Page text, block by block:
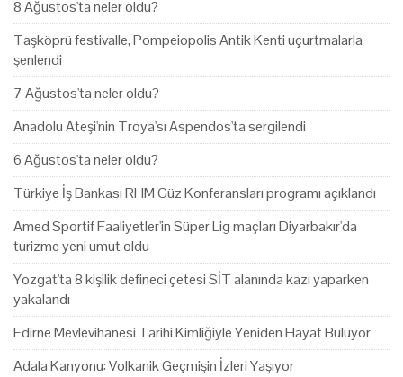
8 Ağustos'ta neler oldu?
Taşköprü festivalle, Pompeiopolis Antik Kenti uçurtmalarla
şenlendi
7 Ağustos'ta neler oldu?
Anadolu Ateşi'nin Troya'sı Aspendos'ta sergilendi
6 Ağustos'ta neler oldu?
Türkiye İş Bankası RHM Güz Konferansları programı açıklandı
Amed Sportif Faaliyetler'in Süper Lig maçları Diyarbakır'da
turizme yeni umut oldu
Yozgat'ta 8 kişilik defineci çetesi SİT alanında kazı yaparken
yakalandı
Edirne Mevlevihanesi Tarihi Kimliğiyle Yeniden Hayat Buluyor
Adala Kanyonu: Volkanik Geçmişin İzleri Yaşıyor